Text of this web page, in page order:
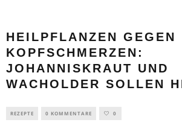
HEILPFLANZEN GEGEN
KOPFSCHMERZEN:
JOHANNISKRAUT UND
WACHOLDER SOLLEN
REZEPTE 0 KOMMENTARE 0